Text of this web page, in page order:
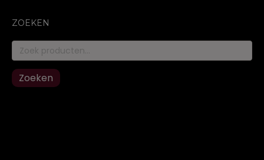
ZOEKEN
Zoeken
naar:
Zoeken